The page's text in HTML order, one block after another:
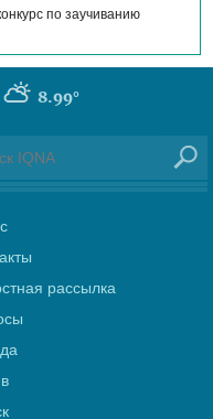
по заучиванию
8.99°
рассылка